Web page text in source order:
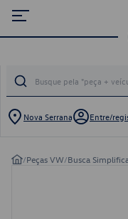
Nova Serrana Entre/
/Peças VW/Busca